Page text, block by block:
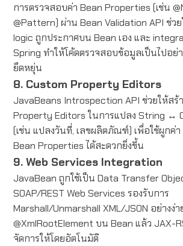
การตรวจสอบค่า Bean Properties (เช่น
@Pattern) ผ่าน Bean Validation API ช่ว
logic ถูกประกาศบน Bean เอง และ
Spring ทำให้โค้ดตรวจสอบข้อมูลเป็นไปอย่
ยืดหยุ่น
8. Custom Property Editors
JavaBeans Introspection API ช่วยให้สร้
Property Editors ในการแปลง String ↔
(เช่น แปลงวันที่, เลขผลิตภัณฑ์) เพื่อใช้ผูกค่า
Bean Properties ได้สะดวกยิ่งขึ้น
9. Web Services Integration
JavaBean ถูกใช้เป็น Data Transfer
SOAP/REST Web Services รองรับการ
Marshall/Unmarshall XML/JSON อย่างง่
@XmlRootElement บน Bean แล้ว JAX-
จัดการให้โดยอัตโนมัติ